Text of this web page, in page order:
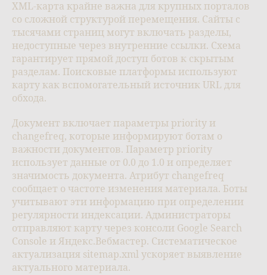
XML-карта крайне важна для крупных порталов
со сложной структурой перемещения. Сайты с
тысячами страниц могут включать разделы,
недоступные через внутренние ссылки. Схема
гарантирует прямой доступ ботов к скрытым
разделам. Поисковые платформы используют
карту как вспомогательный источник URL для
обхода.
Документ включает параметры priority и
changefreq, которые информируют ботам о
важности документов. Параметр priority
использует данные от 0.0 до 1.0 и определяет
значимость документа. Атрибут changefreq
сообщает о частоте изменения материала. Боты
учитывают эти информацию при определении
регулярности индексации. Администраторы
отправляют карту через консоли Google Search
Console и Яндекс.Вебмастер. Систематическое
актуализация sitemap.xml ускоряет выявление
актуального материала.